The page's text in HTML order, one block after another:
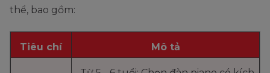
thể, bao gồm:
Tiêu chí Mô tả